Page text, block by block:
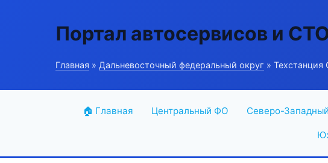
Портал автосервисов и
Главная » Дальневосточный федеральный округ » Техстанция
🏠 Главная Центральный ФО Северо-